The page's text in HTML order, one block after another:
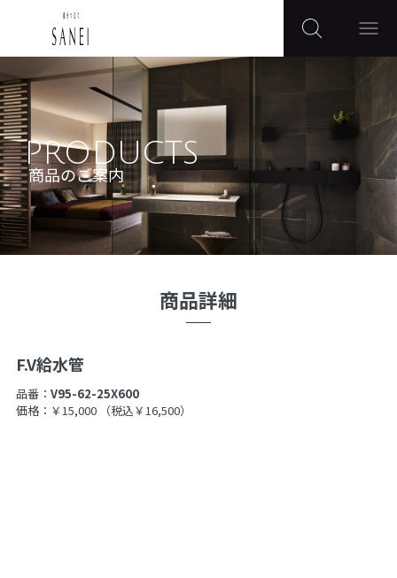
PRODUCTS
商品のご案内
商品詳細
F.V給水管
品番： V95-62-25X600
価格：￥15,000
（税込￥16,500）